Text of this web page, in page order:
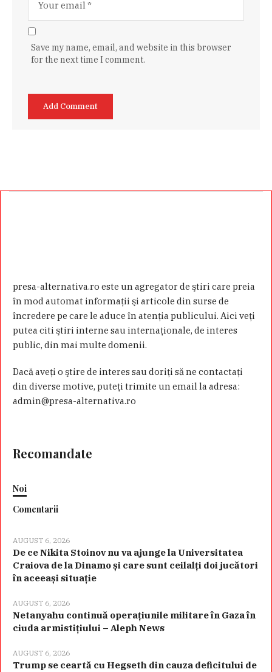
Save my name, email, and website in this browser
for the next time I comment.
presa-alternativa.ro este un agregator de ştiri care preia
în mod automat informaţii şi articole din surse de
încredere pe care le aduce în atenţia publicului. Aici veţi
putea citi ştiri interne sau internaţionale, de interes
public, din mai multe domenii.
Dacă aveţi o ştire de interes sau doriţi să ne contactaţi
din diverse motive, puteţi trimite un email la adresa:
admin@presa-alternativa.ro
Recomandate
Noi
Comentarii
AUGUST 6, 2026
De ce Nikita Stoinov nu va ajunge la Universitatea
Craiova de la Dinamo și care sunt ceilalți doi jucători
în aceeași situație
AUGUST 6, 2026
Netanyahu continuă operațiunile militare în Gaza în
ciuda armistițiului – Aleph News
AUGUST 6, 2026
Trump se ceartă cu Hegseth din cauza deficitului de